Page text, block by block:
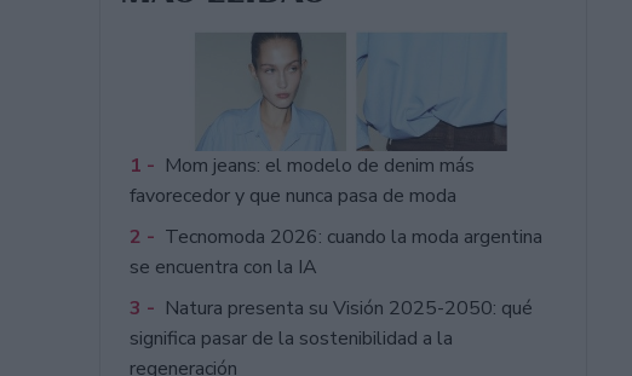
1 - Mom jeans: el modelo de denim más
favorecedor y que nunca pasa de moda
2 - Tecnomoda 2026: cuando la moda argentina
se encuentra con la IA
3 - Natura presenta su Visión 2025-2050: qué
significa pasar de la sostenibilidad a la
regeneración